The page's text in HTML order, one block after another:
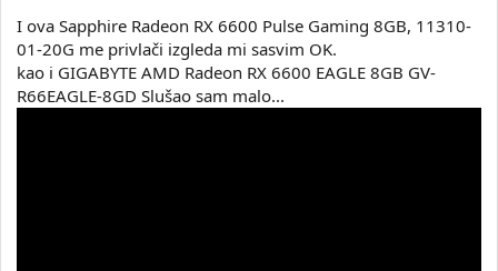
I ova Sapphire Radeon RX 6600 Pulse Gaming 8GB, 11310-
01-20G me privlači izgleda mi sasvim OK.
kao i GIGABYTE AMD Radeon RX 6600 EAGLE 8GB GV-
R66EAGLE-8GD Slušao sam malo...